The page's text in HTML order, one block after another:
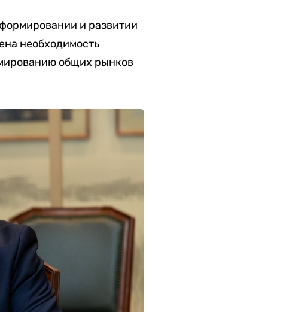
и развитии
необходимость
общих рынков